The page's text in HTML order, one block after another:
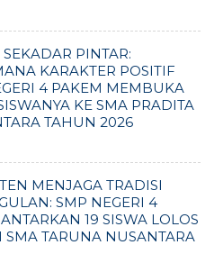
PINTAR:
KARAKTER POSITIF
4 PAKEM MEMBUKA
KE SMA PRADITA
TAHUN 2026
MENJAGA TRADISI
SMP NEGERI 4
19 SISWA LOLOS
SMA TARUNA NUSANTARA